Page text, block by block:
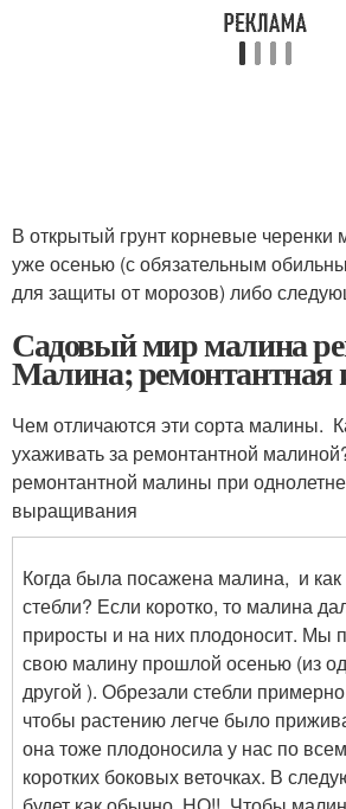
В открытый грунт корневые
уже осенью (с обязательным
для защиты от морозов) либо
Садовый мир малина
Малина; ремонтантная
Чем отличаются эти сорта малины.
ухаживать за ремонтантной
ремонтантной малины при
выращивания
Когда была посажена малина, и
стебли? Если коротко, то малина
приросты и на них плодоносит. Мы
свою малину прошлой осенью (из
другой ). Обрезали стебли
чтобы растению легче было
она тоже плодоносила у нас по
коротких боковых веточках. В